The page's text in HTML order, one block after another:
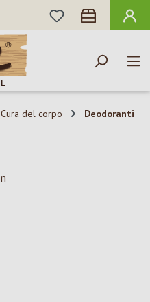
HAI 0 ARTICOLI
Cura del corpo Deodoranti